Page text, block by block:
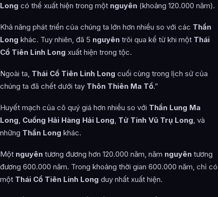
Long có thể xuất hiện trong một nguyên (khoảng 120.000 năm).
Khả năng phát triển của chúng ta lớn hơn nhiều so với các Thần
Long khác. Tuy nhiên, đã 5 nguyên trôi qua kể từ khi một Thái
Cổ Tiên Linh Long xuất hiện trong tộc.
Ngoài ta, Thái Cổ Tiên Linh Long cuối cùng trong lịch sử của
chúng ta đã chết dưới tay Thôn Thiên Ma Tổ.”
Huyết mạch của cô quý giá hơn nhiều so với Thần Lung Ma
Long Cuồng Hải Hàng Hải Long Tử Tinh Vũ Trụ Long , và
những Thần Long khác.
Một nguyên tương đương hơn 120.000 năm, năm nguyên tương
đương 600.000 năm. Trong khoảng thời gian 600.000 năm, chỉ có
một Thái Cổ Tiên Linh Long duy nhất xuất hiện.